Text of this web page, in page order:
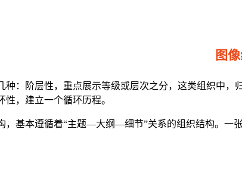
图
种：阶层性，重点展示等级或层次之分，这类组织中
，建立一个循环历程。
，基本遵循着“主题—大纲—细节”关系的组织结构。一